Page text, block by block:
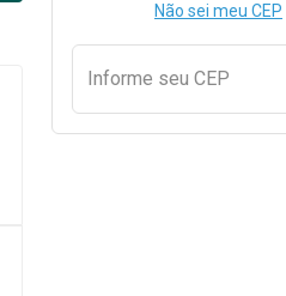
Não sei meu CEP
Informe seu CEP